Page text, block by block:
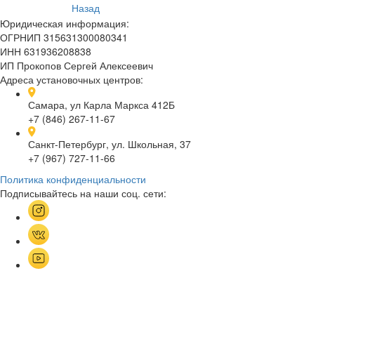
Назад
Юридическая информация:
ОГРНИП 315631300080341
ИНН 631936208838
ИП Прокопов Сергей Алексеевич
Адреса установочных центров:
Самара, ул Карла Маркса 412Б
+7 (846) 267-11-67
Санкт-Петербург, ул. Школьная, 37
+7 (967) 727-11-66
Политика конфиденциальности
Подписывайтесь на наши соц. сети: